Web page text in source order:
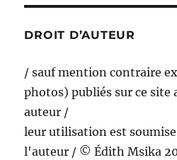
DROIT D’AUTEUR
/ sauf mention contraire
photos) publiés sur ce
auteur /
leur utilisation est
l'auteur / © Édith Msika